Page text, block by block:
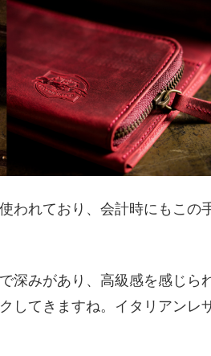
われており、会計時にもこの
深みがあり、高級感を感じら
してきますね。イタリアンレ